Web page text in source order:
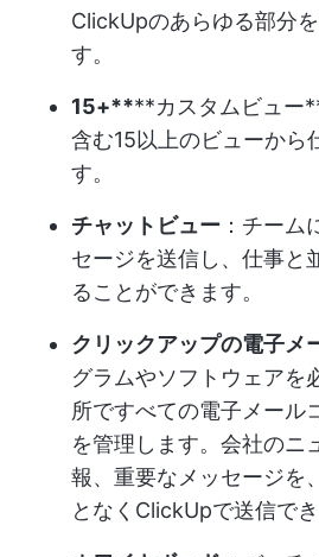
ClickUpのあらゆる部分
す。
15+****カスタムビュー
含む15以上のビューから
す。
チャットビュー ：チーム
セージを送信し、仕事と
ることができます。
クリックアップの電子メ
グラムやソフトウェアを
所ですべての電子メール
を管理します。会社のニ
報、重要なメッセージを
となくClickUpで送信でき